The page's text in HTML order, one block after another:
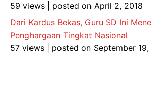
59 views
posted on April 2, 2018
Dari Kardus Bekas, Guru SD Ini
Penghargaan Tingkat Nasional
57 views
posted on September 19,